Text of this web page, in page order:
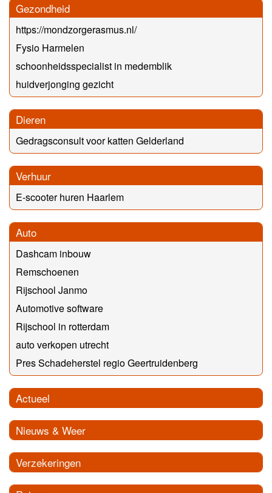
Gezondheid
https://mondzorgerasmus.nl/
Fysio Harmelen
schoonheidsspecialist in medemblik
huidverjonging gezicht
Dieren
Gedragsconsult voor katten Gelderland
Verhuur
E-scooter huren Haarlem
Auto
Dashcam inbouw
Remschoenen
Rijschool Janmo
Automotive software
Rijschool in rotterdam
auto verkopen utrecht
Pres Schadeherstel regio Geertruidenberg
Actueel
Nieuws & Weer
Verzekeringen